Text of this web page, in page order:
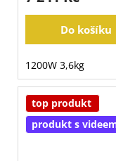
Do košíku
1200W 3,6kg
top produkt
produkt s